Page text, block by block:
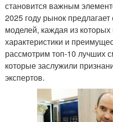
становится важным
2025 году рынок
моделей, каждая из
характеристики и
рассмотрим топ-10 лучших
которые заслужили
экспертов.